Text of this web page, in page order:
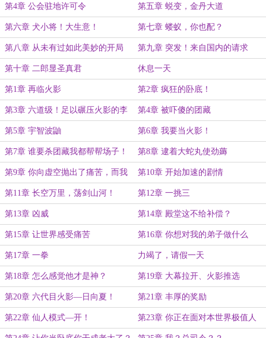
第4章 公会驻地许可令 第五章 蜕变，金丹大道
第六章 犬小将！大生意！ 第七章 蝼蚁，你也配？
第八章 从未有过如此美妙的开局 第九章 突发！来自国内的请求
第十章 二郎显圣真君 休息一天
第1章 再临火影 第2章 疯狂的卧底！
第3章 六道级！足以碾压火影的李
夏！
第4章 被吓傻的团藏
第5章 宇智波鼬 第6章 我要当火影！
第7章 谁要杀团藏我都帮帮场子！ 第8章 逮着大蛇丸使劲薅
第9章 你向虚空抛出了痛苦，而我
听见了
第10章 开始加速的剧情
第11章 长空万里，荡剑山河！ 第12章 一挑三
第13章 凶威 第14章 殿堂这不给补偿？
第15章 让世界感受痛苦 第16章 你想对我的弟子做什么
第17章 一拳 力竭了，请假一天
第18章 怎么感觉他才是神？ 第19章 大幕拉开、火影推选
第20章 六代目火影—日向夏！ 第21章 丰厚的奖励
第22章 仙人模式—开！ 第23章 你正在面对本世界极值人